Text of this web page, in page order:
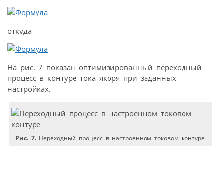
откуда
На рис. 7 показан оптимизированный переходный
процесс в контуре тока якоря при заданных
настройках.
Рис. 7. Переходный процесс в настроенном токовом контуре